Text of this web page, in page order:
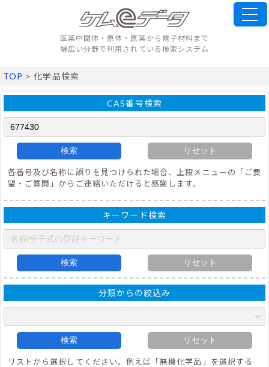
医薬中間体・原体・原薬から電子材料まで
幅広い分野で利用されている検索システム
TOP > 化学品検索
CAS番号検索
検索 リセット
各番号及び名称に誤りを見つけられた場合、上段メニューの「ご要
望・ご質問」からご連絡いただけると感謝します。
キーワード検索
検索 リセット
分類からの絞込み
検索 リセット
リストから選択してください。例えば「無機化学品」を選択する